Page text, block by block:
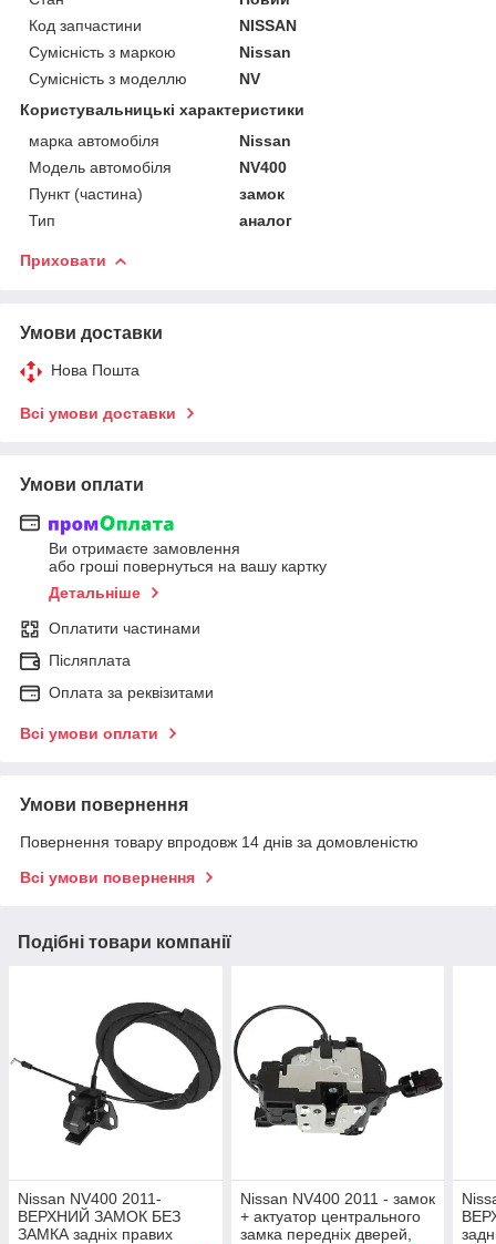
Код запчастини
NISSAN
Сумісність з маркою
Nissan
Сумісність з моделлю
NV
Користувальницькі характеристики
марка автомобіля
Nissan
Модель автомобіля
NV400
Пункт (частина)
замок
Тип
аналог
Приховати
Умови доставки
Нова Пошта
Всі умови доставки
Умови оплати
Ви отримаєте замовлення
або гроші повернуться на вашу картку
Детальніше
Оплатити частинами
Післяплата
Оплата за реквізитами
Всі умови оплати
Умови повернення
Повернення товару впродовж 14 днів за домовленістю
Всі умови повернення
Подібні товари компанії
Nissan NV400 2011-
ВЕРХНИЙ ЗАМОК БЕЗ
ЗАМКА задніх правих
Nissan NV400 2011 - замок
+ актуатор центрального
замка передніх дверей,